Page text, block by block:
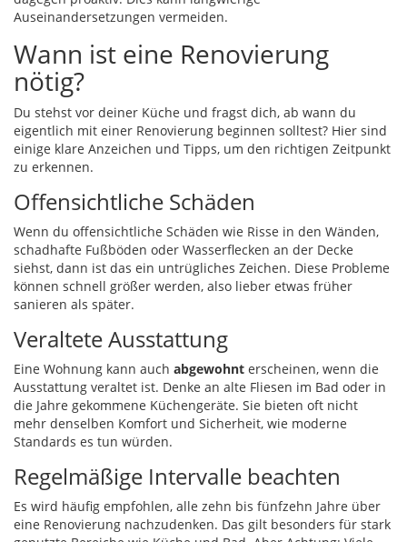
Auseinandersetzungen vermeiden.
Wann ist eine Renovierung
nötig?
Du stehst vor deiner Küche und fragst dich, ab wann du
eigentlich mit einer Renovierung beginnen solltest? Hier sind
einige klare Anzeichen und Tipps, um den richtigen Zeitpunkt
zu erkennen.
Offensichtliche Schäden
Wenn du offensichtliche Schäden wie Risse in den Wänden,
schadhafte Fußböden oder Wasserflecken an der Decke
siehst, dann ist das ein untrügliches Zeichen. Diese Probleme
können schnell größer werden, also lieber etwas früher
sanieren als später.
Veraltete Ausstattung
Eine Wohnung kann auch abgewohnt erscheinen, wenn die
Ausstattung veraltet ist. Denke an alte Fliesen im Bad oder in
die Jahre gekommene Küchengeräte. Sie bieten oft nicht
mehr denselben Komfort und Sicherheit, wie moderne
Standards es tun würden.
Regelmäßige Intervalle beachten
Es wird häufig empfohlen, alle zehn bis fünfzehn Jahre über
eine Renovierung nachzudenken. Das gilt besonders für stark